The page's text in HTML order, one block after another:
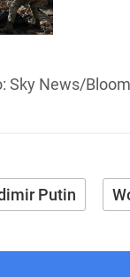
Sky News/
Putin